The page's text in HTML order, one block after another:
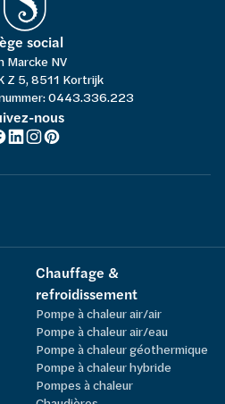
social
Marcke NV
Z 5, 8511 Kortrijk
0443.336.223
nous
Chauffage &
refroidissement
Pompe à chaleur air/air
Pompe à chaleur air/eau
Pompe à chaleur géothermique
Pompe à chaleur hybride
Pompes à chaleur